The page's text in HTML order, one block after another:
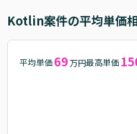
Kotlin案件の平均単価
平均単価 69 万円最高単価